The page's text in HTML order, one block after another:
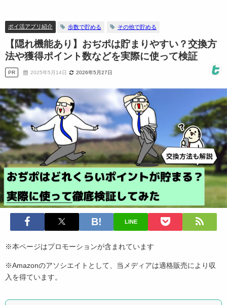
ポイ活アプリ紹介 歩数で貯める その他で貯める
【隠れ機能あり】おぢポは貯まりやすい？交換方
法や獲得ポイント数などを実際に使って検証
PR 2025年5月14日 2026年5月27日
LINE
※本ページはプロモーションが含まれています
※Amazonのアソシエイトとして、当メディアは適格販売により収
入を得ています。